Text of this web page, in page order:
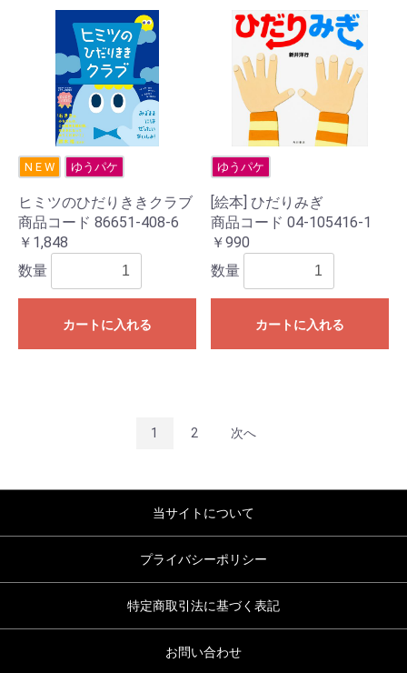
N E W ゆうパケ
ヒミツのひだりききクラブ
商品コード 86651-408-6
￥1,848
数量
カートに入れる
ゆうパケ
[絵本] ひだりみぎ
商品コード 04-105416-1
￥990
数量
カートに入れる
1 2 次へ
当サイトについて
プライバシーポリシー
特定商取引法に基づく表記
お問い合わせ